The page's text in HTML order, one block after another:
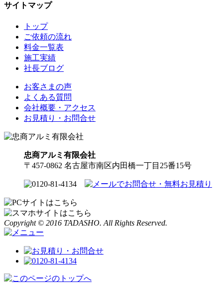
サイトマップ
トップ
ご依頼の流れ
料金一覧表
施工実績
社長ブログ
お客さまの声
よくある質問
会社概要・アクセス
お見積り・お問合せ
忠商アルミ有限会社
〒457-0862 名古屋市南区内田橋一丁目25番15号
Copyright © 2016 TADASHO. All Rights Reserved.